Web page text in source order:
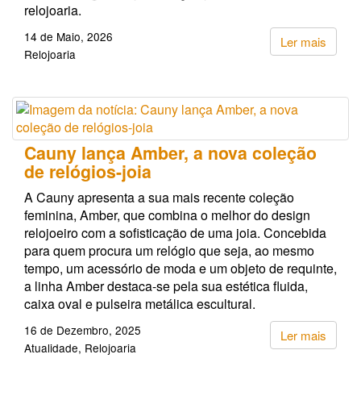
relojoaria.
Ler mais
14 de Maio, 2026
Relojoaria
Cauny lança Amber, a nova coleção
de relógios-joia
A Cauny apresenta a sua mais recente coleção
feminina, Amber, que combina o melhor do design
relojoeiro com a sofisticação de uma joia. Concebida
para quem procura um relógio que seja, ao mesmo
tempo, um acessório de moda e um objeto de requinte,
a linha Amber destaca-se pela sua estética fluida,
caixa oval e pulseira metálica escultural.
Ler mais
16 de Dezembro, 2025
Atualidade Relojoaria